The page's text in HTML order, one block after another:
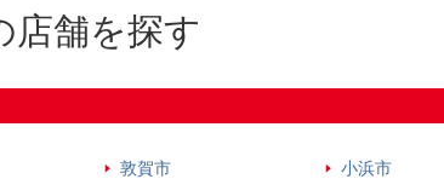
店舗を探す
敦賀市 小浜市